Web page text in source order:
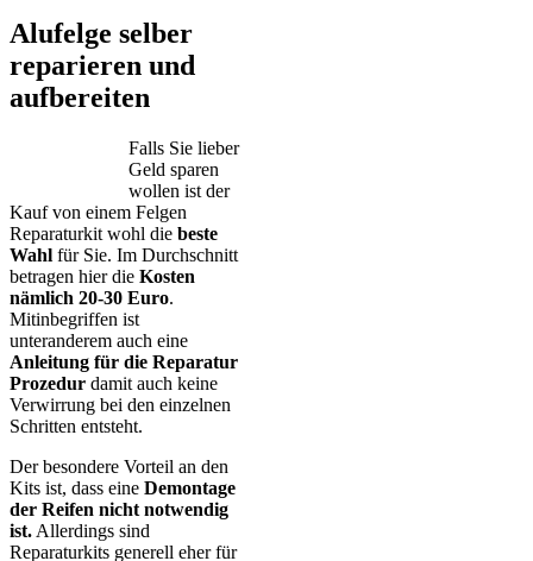
Alufelge selber
reparieren und
aufbereiten
Falls Sie lieber
Geld sparen
wollen ist der
Kauf von einem Felgen
Reparaturkit wohl die beste
Wahl für Sie. Im Durchschnitt
betragen hier die Kosten
nämlich 20-30 Euro.
Mitinbegriffen ist
unteranderem auch eine
Anleitung für die Reparatur
Prozedur damit auch keine
Verwirrung bei den einzelnen
Schritten entsteht.
Der besondere Vorteil an den
Kits ist, dass eine Demontage
der Reifen nicht notwendig
ist. Allerdings sind
Reparaturkits generell eher für